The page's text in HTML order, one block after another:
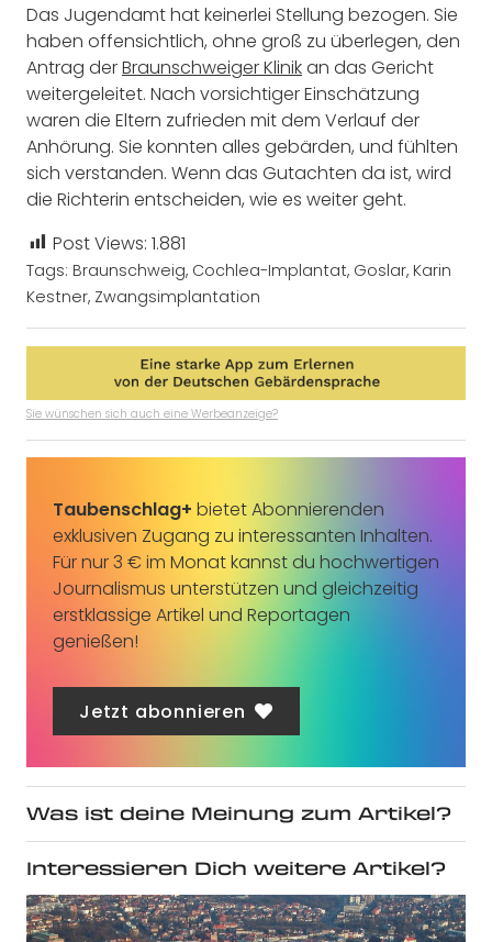
Das Jugendamt hat keinerlei Stellung bezogen. Sie
haben offensichtlich, ohne groß zu überlegen, den
Antrag derBraunschweiger Klinikan das Gericht
weitergeleitet. Nach vorsichtiger Einschätzung
waren die Eltern zufrieden mit dem Verlauf der
Anhörung. Sie konnten alles gebärden, und fühlten
sich verstanden. Wenn das Gutachten da ist, wird
die Richterin entscheiden, wie es weiter geht.
Post Views: 1.881
Tags: Braunschweig, Cochlea-Implantat, Goslar, Karin
Kestner, Zwangsimplantation
Sie wünschen sich auch eine Werbeanzeige?
Taubenschlag+ bietet Abonnierenden
exklusiven Zugang zu interessanten Inhalten.
Für nur 3 € im Monat kannst du hochwertigen
Journalismus unterstützen und gleichzeitig
erstklassige Artikel und Reportagen
genießen!
Jetzt abonnieren
Was ist deine Meinung zum Artikel?
Interessieren Dich weitere Artikel?